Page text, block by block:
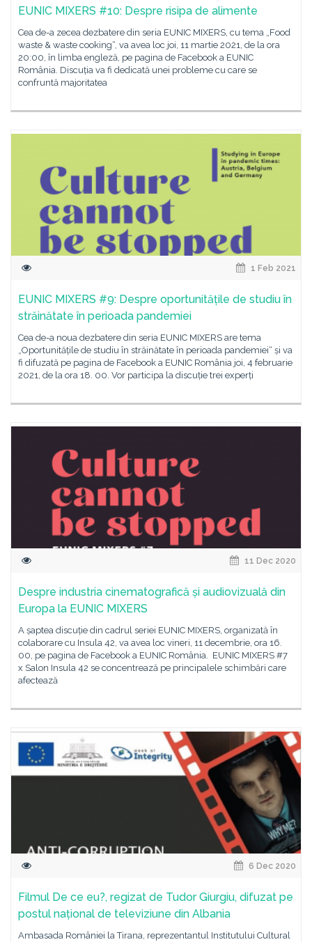
EUNIC MIXERS #10: Despre risipa de alimente
Cea de-a zecea dezbatere din seria EUNIC MIXERS, cu tema „Food
waste & waste cooking“, va avea loc joi, 11 martie 2021, de la ora
20:00, în limba engleză, pe pagina de Facebook a EUNIC
România. Discuția va fi dedicată unei probleme cu care se
confruntă majoritatea
1 Feb 2021
EUNIC MIXERS #9: Despre oportunitățile de studiu în
străinătate în perioada pandemiei
Cea de-a noua dezbatere din seria EUNIC MIXERS are tema
„Oportunitățile de studiu în străinătate în perioada pandemiei“ și va
fi difuzată pe pagina de Facebook a EUNIC România joi, 4 februarie
2021, de la ora 18. 00. Vor participa la discuție trei experți
11 Dec 2020
Despre industria cinematografică și audiovizuală din
Europa la EUNIC MIXERS
A șaptea discuție din cadrul seriei EUNIC MIXERS, organizată în
colaborare cu Insula 42, va avea loc vineri, 11 decembrie, ora 16.
00, pe pagina de Facebook a EUNIC România. EUNIC MIXERS #7
x Salon Insula 42 se concentrează pe principalele schimbări care
afectează
6 Dec 2020
Filmul De ce eu?, regizat de Tudor Giurgiu, difuzat pe
postul național de televiziune din Albania
Ambasada României la Tirana, reprezentantul Institutului Cultural